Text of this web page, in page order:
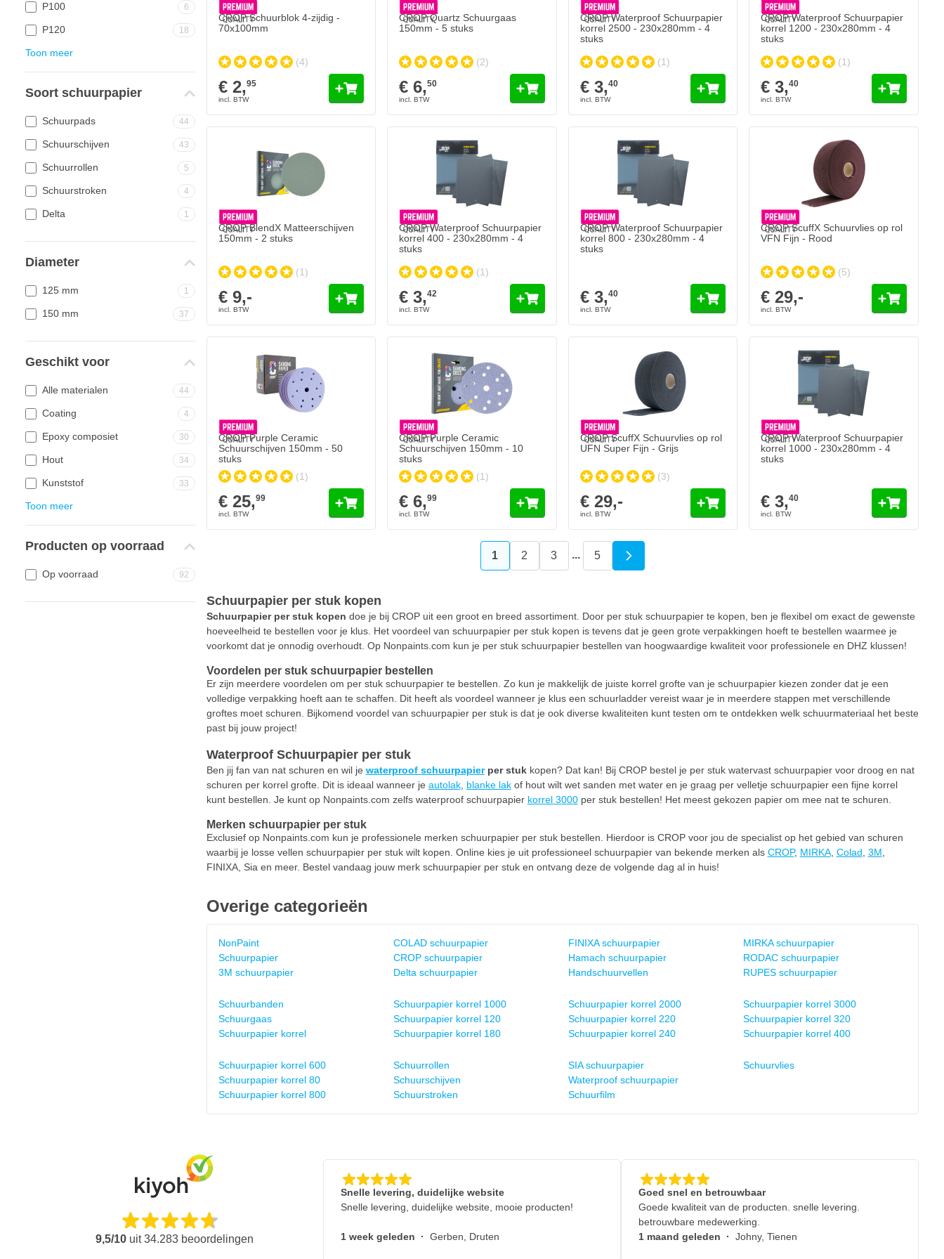
P100 6
P120 18
Toon meer
Soort schuurpapier
Schuurpads 44
Schuurschijven 43
Schuurrollen 5
Schuurstroken 4
Delta 1
Diameter
125 mm 1
150 mm 37
Geschikt voor
Alle materialen 44
Coating 4
Epoxy composiet 30
Hout 34
Kunststof 33
Toon meer
Producten op voorraad
Op voorraad 92
CROP Schuurblok 4-zijdig -
70x100mm
(4)
€ 2,95
CROP Quartz Schuurgaas
150mm - 5 stuks
(2)
€ 6,50
CROP Waterproof Schuurpapier
korrel 2500 - 230x280mm - 4
stuks
(1)
€ 3,40
CROP Waterproof Schuurpapier
korrel 1200 - 230x280mm - 4
stuks
(1)
€ 3,40
Op voorraad
Korrelgrofte
In mijn winkelwagen
CROP BlendX Matteerschijven
150mm - 2 stuks
(1)
€ 9,-
CROP Waterproof Schuurpapier
korrel 400 - 230x280mm - 4
stuks
(1)
€ 3,42
CROP Waterproof Schuurpapier
korrel 800 - 230x280mm - 4
stuks
€ 3,40
CROP ScuffX Schuurvlies op rol
VFN Fijn - Rood
(5)
€ 29,-
Op voorraad
Korrelgrofte
In mijn winkelwagen
CROP Purple Ceramic
Schuurschijven 150mm - 50
stuks
(1)
€ 25,99
Op voorraad
Korrelgrofte
In mijn winkelwagen
CROP Purple Ceramic
Schuurschijven 150mm - 10
stuks
(1)
€ 6,99
CROP ScuffX Schuurvlies op rol
UFN Super Fijn - Grijs
(3)
€ 29,-
CROP Waterproof Schuurpapier
korrel 1000 - 230x280mm - 4
stuks
€ 3,40
U lees momenteel pagina
1 Pagina
2 Pagina
3 ... Pagina
5
Schuurpapier per stuk kopen
Schuurpapier per stuk kopen doe je bij CROP uit een groot en breed assortiment. Door per stuk schuurpapier te kopen, ben je flexibel om exact de gewenste
hoeveelheid te bestellen voor je klus. Het voordeel van schuurpapier per stuk kopen is tevens dat je geen grote verpakkingen hoeft te bestellen waarmee je
voorkomt dat je onnodig overhoudt. Op Nonpaints.com kun je per stuk schuurpapier bestellen van hoogwaardige kwaliteit voor professionele en DHZ klussen!
Voordelen per stuk schuurpapier bestellen
Er zijn meerdere voordelen om per stuk schuurpapier te bestellen. Zo kun je makkelijk de juiste korrel grofte van je schuurpapier kiezen zonder dat je een
volledige verpakking hoeft aan te schaffen. Dit heeft als voordeel wanneer je klus een schuurladder vereist waar je in meerdere stappen met verschillende
groftes moet schuren. Bijkomend voordel van schuurpapier per stuk is dat je ook diverse kwaliteiten kunt testen om te ontdekken welk schuurmateriaal het beste
past bij jouw project!
Waterproof Schuurpapier per stuk
Ben jij fan van nat schuren en wil je waterproof schuurpapierper stukkopen? Dat kan! Bij CROP bestel je per stuk watervast schuurpapier voor droog en nat
schuren per korrel grofte. Dit is ideaal wanneer je autolak, blanke lakof hout wilt wet sanden met water en je graag per velletje schuurpapier een fijne korrel
kunt bestellen. Je kunt op Nonpaints.com zelfs waterproof schuurpapier korrel 3000per stuk bestellen! Het meest gekozen papier om mee nat te schuren.
Merken schuurpapier per stuk
Exclusief op Nonpaints.com kun je professionele merken schuurpapier per stuk bestellen. Hierdoor is CROP voor jou de specialist op het gebied van schuren
waarbij je losse vellen schuurpapier per stuk wilt kopen. Online kies je uit professioneel schuurpapier van bekende merken als CROP, MIRKA, Colad 3M
FINIXA, Sia en meer. Bestel vandaag jouw merk schuurpapier per stuk en ontvang deze de volgende dag al in huis!
Overige categorieën
NonPaint
Schuurpapier
3M schuurpapier
COLAD schuurpapier
CROP schuurpapier
Delta schuurpapier
FINIXA schuurpapier
Hamach schuurpapier
Handschuurvellen
MIRKA schuurpapier
RODAC schuurpapier
RUPES schuurpapier
Schuurbanden
Schuurgaas
Schuurpapier korrel
Schuurpapier korrel 1000
Schuurpapier korrel 120
Schuurpapier korrel 180
Schuurpapier korrel 2000
Schuurpapier korrel 220
Schuurpapier korrel 240
Schuurpapier korrel 3000
Schuurpapier korrel 320
Schuurpapier korrel 400
Schuurpapier korrel 600
Schuurpapier korrel 80
Schuurpapier korrel 800
Schuurrollen
Schuurschijven
Schuurstroken
SIA schuurpapier
Waterproof schuurpapier
Schuurfilm
Schuurvlies
9,5/10uit34.283beoordelingen
Snelle levering, duidelijke website
Snelle levering, duidelijke website, mooie producten!
1 week geleden · Gerben, Druten
Goed snel en betrouwbaar
Goede kwaliteit van de producten. snelle levering.
betrouwbare medewerking.
1 maand geleden · Johny, Tienen